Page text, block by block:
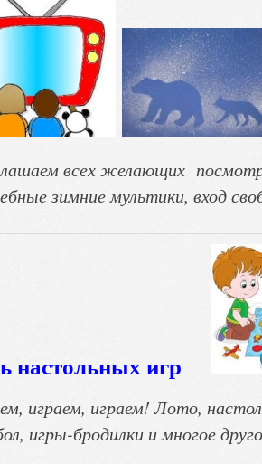
всех желающих
зимние мультики, вход
настольных игр
играем, играем! Лото,
игры-бродилки и многое